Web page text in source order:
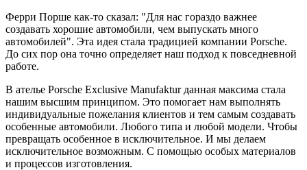
Ферри Порше как-то сказал: "Для нас гораздо важнее
создавать хорошие автомобили, чем выпускать много
автомобилей". Эта идея стала традицией компании Porsche.
До сих пор она точно определяет наш подход к повседневной
работе.
В ателье Porsche Exclusive Manufaktur данная максима стала
нашим высшим принципом. Это помогает нам выполнять
индивидуальные пожелания клиентов и тем самым создавать
особенные автомобили. Любого типа и любой модели. Чтобы
превращать особенное в исключительное. И мы делаем
исключительное возможным. С помощью особых материалов
и процессов изготовления.